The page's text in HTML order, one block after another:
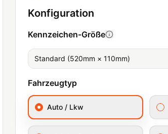
Konfiguration
Kennzeichen-Größe
Standard (520mm × 110mm)
Fahrzeugtyp
Auto / Lkw